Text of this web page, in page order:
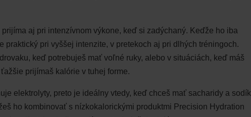
prijíma aj pri intenzívnom výkone, keď si zadýchaný. Keďže ho iba
praktický pri vyššej intenzite, v pretekoch aj pri dlhých tréningoch.
keď potrebuješ mať voľné ruky, alebo v situáciách, keď máš
prijímaš kalórie v tuhej forme.
elektrolyty, preto je ideálny vtedy, keď chceš mať sacharidy a sodík
ho kombinovať s nízkokalorickými produktmi Precision Hydration